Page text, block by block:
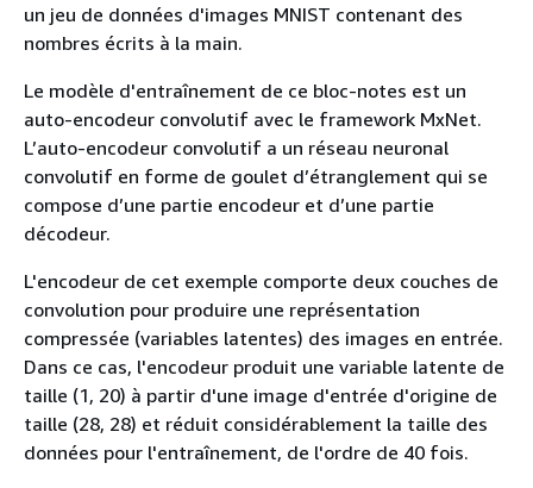
un jeu de données d'images MNIST contenant des
nombres écrits à la main.
Le modèle d'entraînement de ce bloc-notes est un
auto-encodeur convolutif avec le framework MxNet.
L’auto-encodeur convolutif a un réseau neuronal
convolutif en forme de goulet d’étranglement qui se
compose d’une partie encodeur et d’une partie
décodeur.
L'encodeur de cet exemple comporte deux couches de
convolution pour produire une représentation
compressée (variables latentes) des images en entrée.
Dans ce cas, l'encodeur produit une variable latente de
taille (1, 20) à partir d'une image d'entrée d'origine de
taille (28, 28) et réduit considérablement la taille des
données pour l'entraînement, de l'ordre de 40 fois.